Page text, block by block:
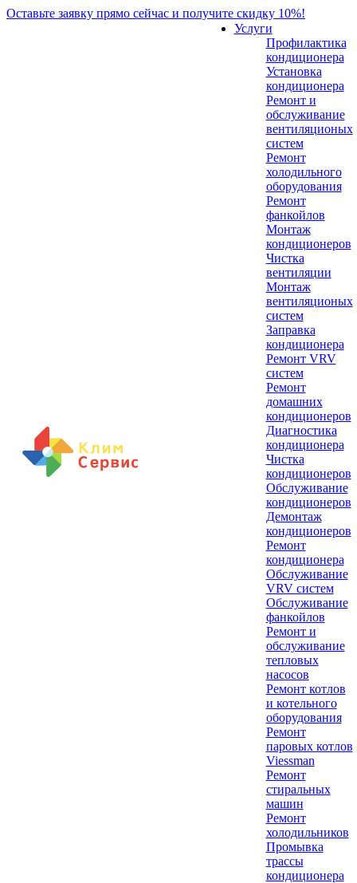
Оставьте заявку прямо сейчас и получите скидку 10%!
Услуги
Профилактика
кондиционера
Установка
кондиционера
Ремонт и
обслуживание
вентиляционых
систем
Ремонт
холодильного
оборудования
Ремонт
фанкойлов
Монтаж
кондиционеров
Чистка
вентиляции
Монтаж
вентиляционых
систем
Заправка
кондиционера
Ремонт VRV
систем
Ремонт
домашних
кондиционеров
Диагностика
кондиционера
Чистка
кондиционеров
Обслуживание
кондиционеров
Демонтаж
кондиционеров
Ремонт
кондиционера
Обслуживание
VRV систем
Обслуживание
фанкойлов
Ремонт и
обслуживание
тепловых
насосов
Ремонт котлов
и котельного
оборудования
Ремонт
паровых котлов
Viessman
Ремонт
стиральных
машин
Ремонт
холодильников
Промывка
трассы
кондиционера